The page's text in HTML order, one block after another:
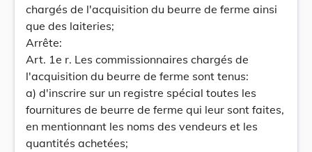
chargés de l'acquisition du beurre de ferme ainsi
que des laiteries;
Arrête:
Art. 1e r. Les commissionnaires chargés de
l'acquisition du beurre de ferme sont tenus:
a) d'inscrire sur un registre spécial toutes les
fournitures de beurre de ferme qui leur sont faites,
en mentionnant les noms des vendeurs et les
quantités achetées;